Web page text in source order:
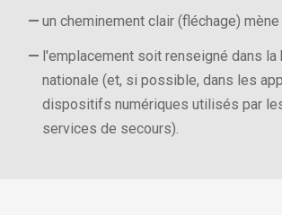
un cheminement clair (fléchage) mène
l'emplacement soit renseigné dans la
nationale (et, si possible, dans les
dispositifs numériques utilisés par
services de secours).